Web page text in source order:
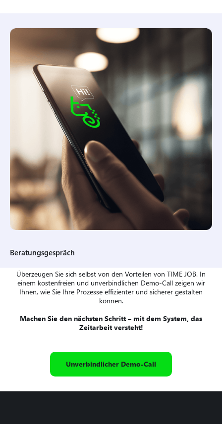
Beratungsgespräch
Überzeugen Sie sich selbst von den Vorteilen von TIME JOB. In
einem kostenfreien und unverbindlichen Demo-Call zeigen wir
Ihnen, wie Sie Ihre Prozesse effizienter und sicherer gestalten
können.
Machen Sie den nächsten Schritt – mit dem System, das
Zeitarbeit versteht!
Unverbindlicher Demo-Call